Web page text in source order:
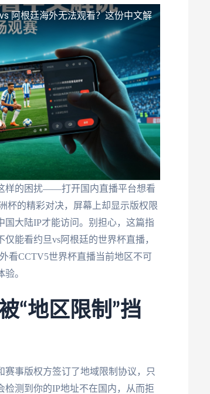
阿根廷海外无法观看？这份中文解
样的困扰——打开国内直播平台想看
杯的精彩对决，屏幕上却显示版权限
大陆IP才能访问。别担心，这篇指
能看约旦vs阿根廷的世界杯直播，
看CCTV5世界杯直播当前地区不可
。
“地区限制”挡
事版权方签订了地域限制协议，只
测到你的IP地址不在国内，从而拒